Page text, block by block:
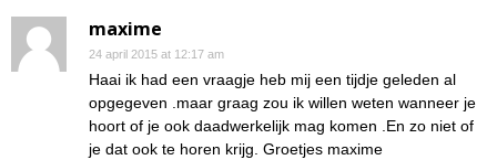
maxime
24 april 2015 at 12:17 am
Haai ik had een vraagje heb mij een tijdje geleden al
opgegeven .maar graag zou ik willen weten wanneer je
hoort of je ook daadwerkelijk mag komen .En zo niet of
je dat ook te horen krijg. Groetjes maxime